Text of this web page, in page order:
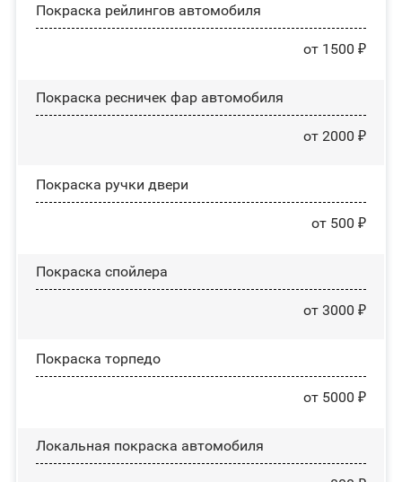
Покраска рейлингов автомобиля
от 1500 ₽
Покраска ресничек фар автомобиля
от 2000 ₽
Покраска ручки двери
от 500 ₽
Покраска спойлера
от 3000 ₽
Покраска торпедо
от 5000 ₽
Локальная покраска автомобиля